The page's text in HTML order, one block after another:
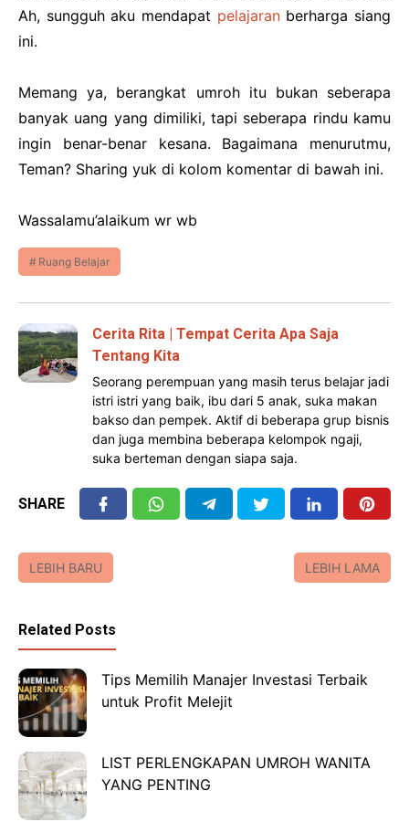
Ah, sungguh aku mendapat pelajaranberharga siang
ini.
Memang ya, berangkat umroh itu bukan seberapa
banyak uang yang dimiliki, tapi seberapa rindu kamu
ingin benar-benar kesana. Bagaimana menurutmu,
Teman? Sharing yuk di kolom komentar di bawah ini.
Wassalamu’alaikum wr wb
Ruang Belajar
Cerita Rita | Tempat Cerita Apa Saja
Tentang Kita
Seorang perempuan yang masih terus belajar jadi
istri istri yang baik, ibu dari 5 anak, suka makan
bakso dan pempek. Aktif di beberapa grup bisnis
dan juga membina beberapa kelompok ngaji,
suka berteman dengan siapa saja.
SHARE
LEBIH BARU LEBIH LAMA
Related Posts
Tips Memilih Manajer Investasi Terbaik
untuk Profit Melejit
LIST PERLENGKAPAN UMROH WANITA
YANG PENTING